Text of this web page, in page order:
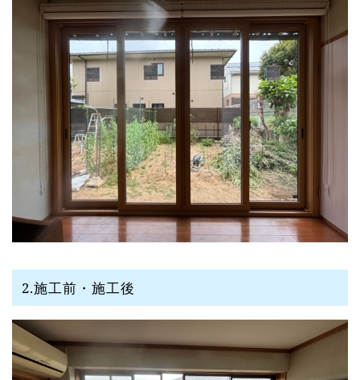
2.施工前・施工後